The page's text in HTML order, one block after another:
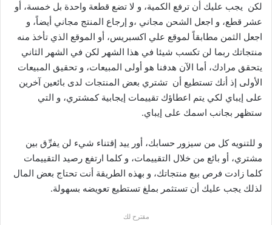
لكن يجب عليك أن ترفع الكمية، و لا تضع قطعة واحدة بل خمسة، أو
عشر قطع، و اجعل الشحن مجاني ،و إرجاع المنتج مجاني أيضاً، و
اجعل الثمن مطابقاً لموقع علي اكسبريس، أو الموقع الذي تأخذ منه
منتجاتك ربما لن تكسب شيئا في هذا الشهر لكن في الشهر الثاني
يتحقق مرادك، أما الآن هدفنا هو أولى المبيعات، و تحقيق المبيعات
الأولى إذ أنك تستطيع أن تشتري بعض المنتجات لدى بائعين آخرين
على إيباي لكي يتم اعطاؤك تقييمات إيجابية كمشتري، و التي
ستظهر بجانب اسمك على إيباي.
و للتنويه كل من سيزور حسابك، أور ييد إقتناء شيء لن يفرِّق بين
مشتري، أو بائع من خلال التقييمات، و كلما ارتفع رصيد التقييمات
كلما زادت فرص بيع منتجاتك، و بهذه الطريقة أنت تحتاج بعض المال
لذلك يجب عليك أن تستثمر بملغ تستطيع تعويضه بسهولة.
مقترح لك